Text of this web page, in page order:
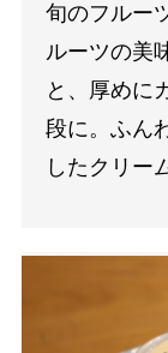
旬のフルー
ルーツの美
と、厚めに
段に。ふん
したクリー